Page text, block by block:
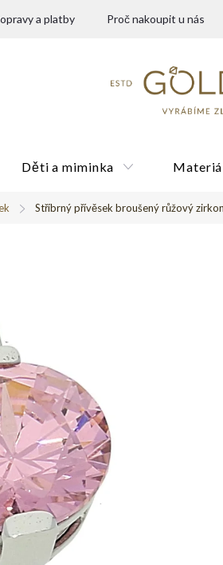
a platby Proč nakoupit u nás
Děti a miminka
Stříbrný přívěsek broušený růžový zirkon